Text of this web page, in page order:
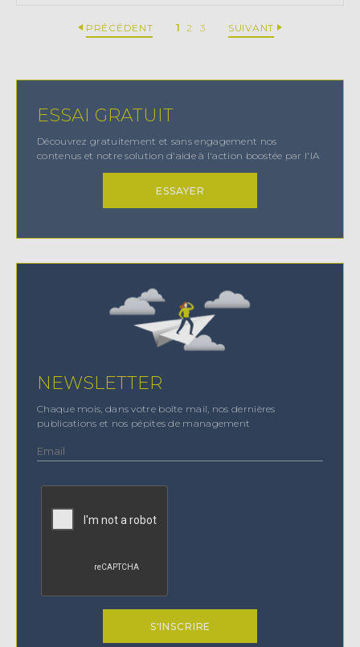
PRÉCÉDENT 1 2 3 SUIVANT
ESSAI GRATUIT
Découvrez gratuitement et sans engagement nos
contenus et notre solution d'aide à l'action boostée par l'IA
ESSAYER
NEWSLETTER
Chaque mois, dans votre boîte mail, nos dernières
publications et nos pépites de management